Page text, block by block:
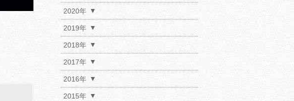
2020年
2019年
2018年
2017年
2016年
2015年